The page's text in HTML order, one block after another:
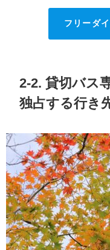
フリーダ
2-2. 貸切バス
独占する行き